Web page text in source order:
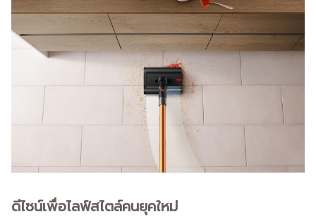
ดีไซน์เพื่อไลฟ์สไตล์คนยุคใหม่